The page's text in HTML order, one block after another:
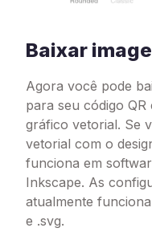
Baixar
Agora você pode
para seu código
gráfico vetorial. Se
vetorial com o
funciona em
Inkscape. As
atualmente
e .svg.